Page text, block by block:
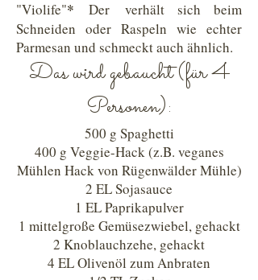
"Violife"* Der verhält sich beim
Schneiden oder Raspeln wie echter
Parmesan und schmeckt auch ähnlich.
Das wird gebaucht (für 4
Personen):
500 g Spaghetti
400 g Veggie-Hack (z.B. veganes
Mühlen Hack von Rügenwälder Mühle)
2 EL Sojasauce
1 EL Paprikapulver
1 mittelgroße Gemüsezwiebel, gehackt
2 Knoblauchzehe, gehackt
4 EL Olivenöl zum Anbraten